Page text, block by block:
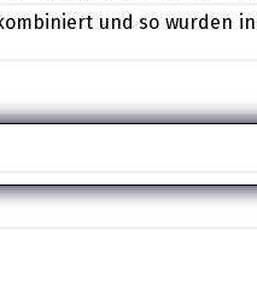
und so wurden